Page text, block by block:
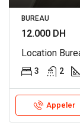
BUREAU
12.000 DH
Location
3 2
Appeler